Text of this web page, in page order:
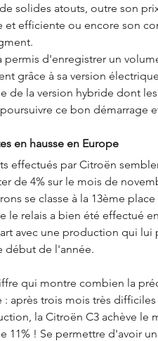
solides atouts, outre son
et efficiente ou encore son
permis d'enregistrer un
grâce à sa version
de la version hybride dont
ce bon démarrage
en hausse en Europe
effectués par Citroën
de 4% sur le mois de
se classe à la 13ème
le relais a bien été effectué
avec une production qui lui
début de l'année.
qui montre combien la
: après trois mois très
la Citroën C3 achève le
11% ! Se permettre d'avoir